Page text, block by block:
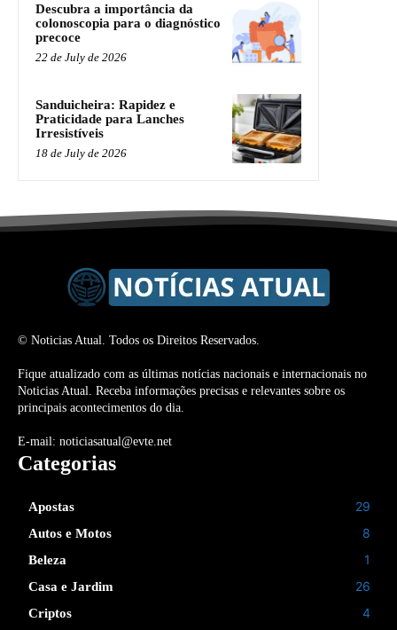
Descubra a importância da
colonoscopia para o diagnóstico
precoce
22 de July de 2026
Sanduicheira: Rapidez e
Praticidade para Lanches
Irresistíveis
18 de July de 2026
© Noticias Atual. Todos os Direitos Reservados.
Fique atualizado com as últimas notícias nacionais e internacionais no
Noticias Atual. Receba informações precisas e relevantes sobre os
principais acontecimentos do dia.
E-mail: noticiasatual@evte.net
Categorias
Apostas 29
Autos e Motos 8
Beleza 1
Casa e Jardim 26
Criptos 4